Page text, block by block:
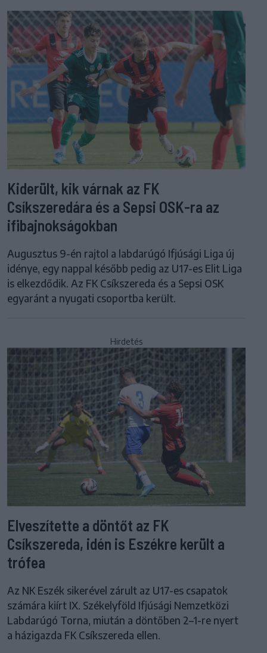
Kiderült, kik várnak az FK
Csíkszeredára és a Sepsi OSK-ra az
ifibajnokságokban
Augusztus 9-én rajtol a labdarúgó Ifjúsági Liga új
idénye, egy nappal később pedig az U17-es Elit Liga
is elkezdődik. Az FK Csíkszereda és a Sepsi OSK
egyaránt a nyugati csoportba került.
Hirdetés
Elveszítette a döntőt az FK
Csíkszereda, idén is Eszékre került a
trófea
Az NK Eszék sikerével zárult az U17-es csapatok
számára kiírt IX. Székelyföld Ifjúsági Nemzetközi
Labdarúgó Torna, miután a döntőben 2–1-re nyert
a házigazda FK Csíkszereda ellen.